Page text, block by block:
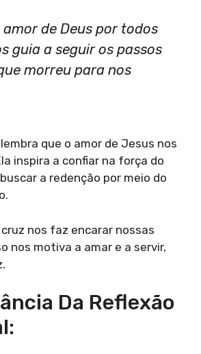
amor de Deus por todos
guia a seguir os passos
morreu para nos
que o amor de Jesus nos
inspira a confiar na força do
a redenção por meio do
nos faz encarar nossas
nos motiva a amar e a servir,
Da Reflexão